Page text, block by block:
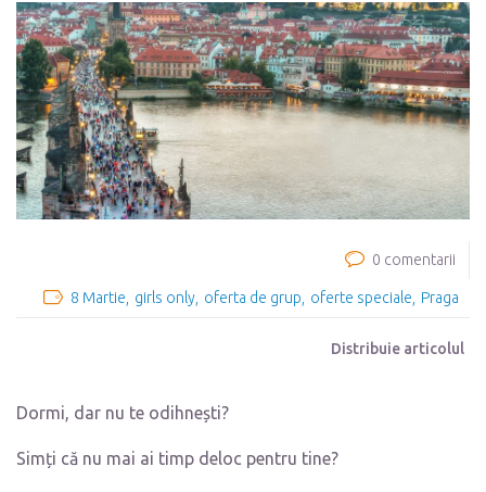
0 comentarii
8 Martie girls only oferta de grup oferte speciale Praga
Distribuie articolul
Dormi, dar nu te odihnești?
Simți că nu mai ai timp deloc pentru tine?